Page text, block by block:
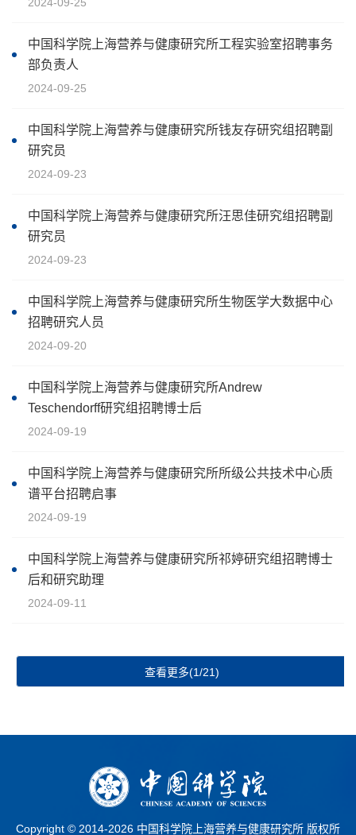
2024-09-25
中国科学院上海营养与健康研究所工程实验室招聘事务
部负责人
2024-09-25
中国科学院上海营养与健康研究所钱友存研究组招聘副
研究员
2024-09-23
中国科学院上海营养与健康研究所汪思佳研究组招聘副
研究员
2024-09-23
中国科学院上海营养与健康研究所生物医学大数据中心
招聘研究人员
2024-09-20
中国科学院上海营养与健康研究所Andrew
Teschendorff研究组招聘博士后
2024-09-19
中国科学院上海营养与健康研究所所级公共技术中心质
谱平台招聘启事
2024-09-19
中国科学院上海营养与健康研究所祁婷研究组招聘博士
后和研究助理
2024-09-11
查看更多(1/21)
Copyright © 2014-2026 中国科学院上海营养与健康研究所 版权所